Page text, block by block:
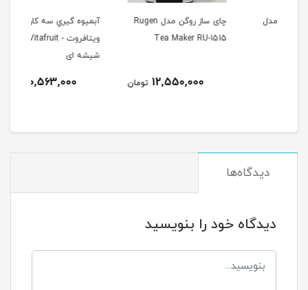
چای ساز روگن مدل Rugen
Tea Maker RU-1515
12,550,000 تومان
آبميوه گيري سه كاره مدل
ویتافروت - Vitafruit با پارچ
10,563,000 تومان
دیدگاه‌ها
دیدگاه خود را بنویسید